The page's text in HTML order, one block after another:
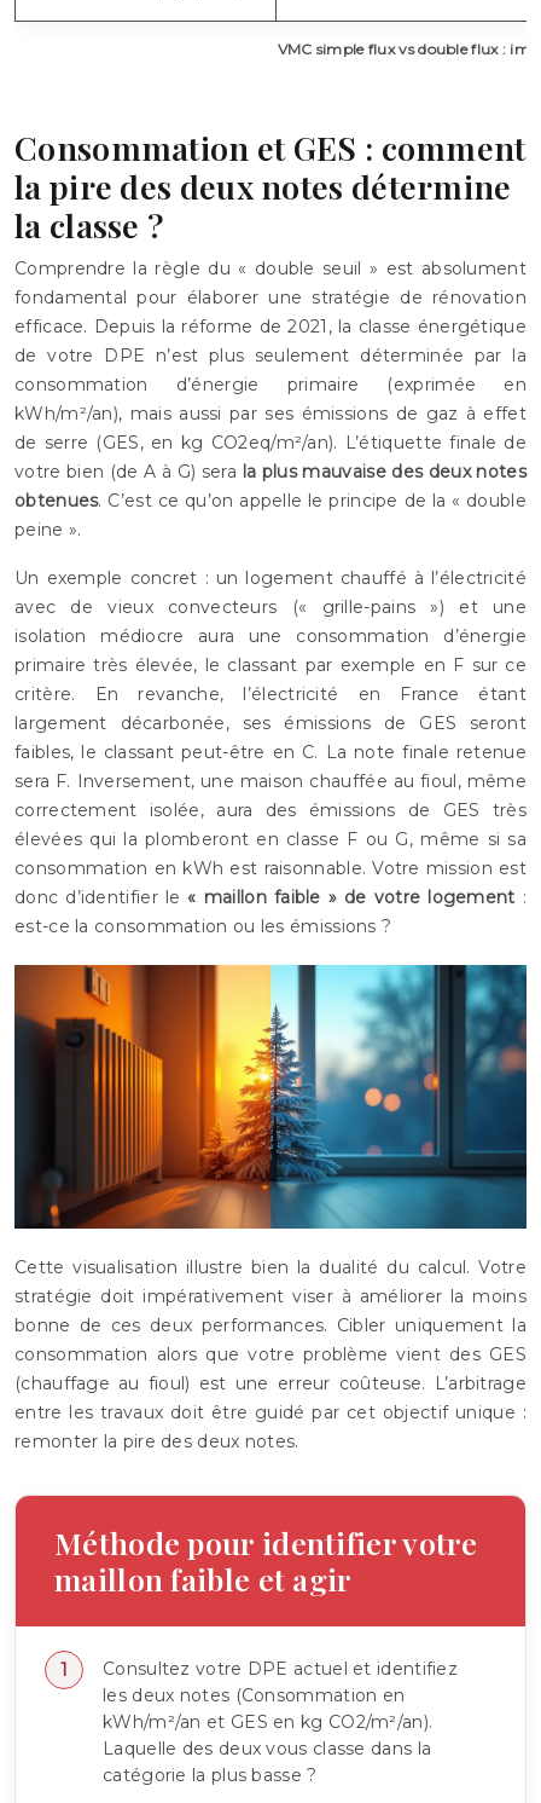
VMC simple flux vs double flux :
Consommation et GES : comment
la pire des deux notes détermine
la classe ?
Comprendre la règle du « double seuil » est absolument
fondamental pour élaborer une stratégie de rénovation
efficace. Depuis la réforme de 2021, la classe énergétique
de votre DPE n’est plus seulement déterminée par la
consommation d’énergie primaire (exprimée en
kWh/m²/an), mais aussi par ses émissions de gaz à effet
de serre (GES, en kg CO2eq/m²/an). L’étiquette finale de
votre bien (de A à G) sera la plus mauvaise des deux notes
obtenues. C’est ce qu’on appelle le principe de la « double
peine ».
Un exemple concret : un logement chauffé à l’électricité
avec de vieux convecteurs (« grille-pains ») et une
isolation médiocre aura une consommation d’énergie
primaire très élevée, le classant par exemple en F sur ce
critère. En revanche, l’électricité en France étant
largement décarbonée, ses émissions de GES seront
faibles, le classant peut-être en C. La note finale retenue
sera F. Inversement, une maison chauffée au fioul, même
correctement isolée, aura des émissions de GES très
élevées qui la plomberont en classe F ou G, même si sa
consommation en kWh est raisonnable. Votre mission est
donc d’identifier le« maillon faible » de votre logement :
est-ce la consommation ou les émissions ?
Cette visualisation illustre bien la dualité du calcul. Votre
stratégie doit impérativement viser à améliorer la moins
bonne de ces deux performances. Cibler uniquement la
consommation alors que votre problème vient des GES
(chauffage au fioul) est une erreur coûteuse. L’arbitrage
entre les travaux doit être guidé par cet objectif unique :
remonter la pire des deux notes.
Méthode pour identifier votre
maillon faible et agir
Consultez votre DPE actuel et identifiez
les deux notes (Consommation en
kWh/m²/an et GES en kg CO2/m²/an).
Laquelle des deux vous classe dans la
catégorie la plus basse ?